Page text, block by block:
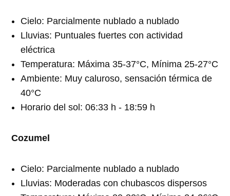
Cielo: Parcialmente nublado a nublado
Lluvias: Puntuales fuertes con actividad
eléctrica
Temperatura: Máxima 35-37°C, Mínima 25-27°C
Ambiente: Muy caluroso, sensación térmica de
40°C
Horario del sol: 06:33 h - 18:59 h
Cozumel
Cielo: Parcialmente nublado a nublado
Lluvias: Moderadas con chubascos dispersos